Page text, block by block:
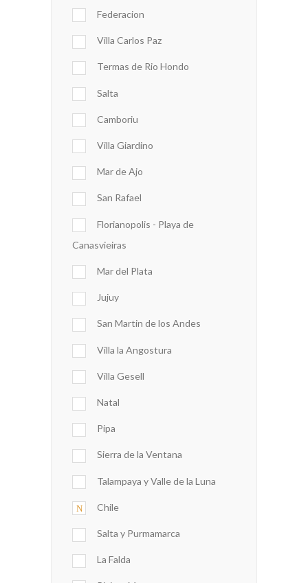
Federacion
Villa Carlos Paz
Termas de Rio Hondo
Salta
Camboriu
Villa Giardino
Mar de Ajo
San Rafael
Florianopolis - Playa de
Canasvieiras
Mar del Plata
Jujuy
San Martin de los Andes
Villa la Angostura
Villa Gesell
Natal
Pipa
Sierra de la Ventana
Talampaya y Valle de la Luna
Chile
Salta y Purmamarca
La Falda